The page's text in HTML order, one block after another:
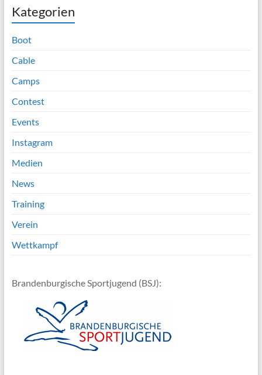
Kategorien
Boot
Cable
Camps
Contest
Events
Instagram
Medien
News
Training
Verein
Wettkampf
Brandenburgische Sportjugend (BSJ):